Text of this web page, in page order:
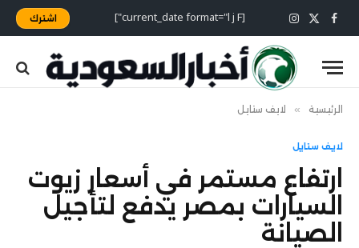
فيسبوك
X
(Twitter)
الانستغرام [current_date format="l j F"] اشترك
الرئيسية » لايف ستايل
لايف ستايل
ارتفاع مستمر في أسعار زيوت
السيارات بمصر يدفع لتأجيل
الصيانة